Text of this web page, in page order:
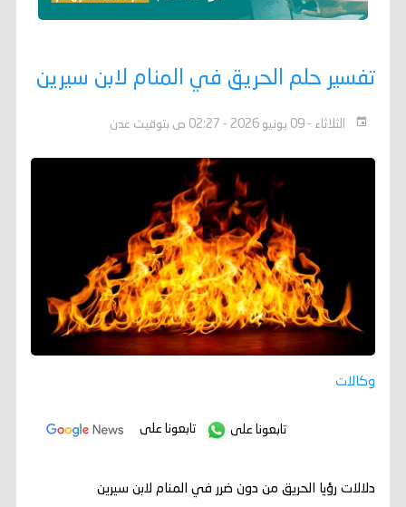
تفسير حلم الحريق في المنام لابن سيرين
الثلاثاء - 09 يونيو 2026 - 02:27 ص بتوقيت عدن
وكالات
تابعونا على تابعونا على
دلالات رؤيا الحريق من دون ضرر في المنام لابن سيرين